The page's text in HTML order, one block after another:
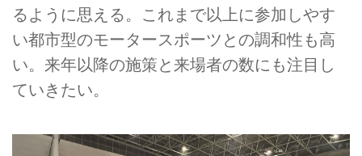
るように思える。これまで以上に参加しやす
い都市型のモータースポーツとの調和性も高
い。来年以降の施策と来場者の数にも注目し
ていきたい。